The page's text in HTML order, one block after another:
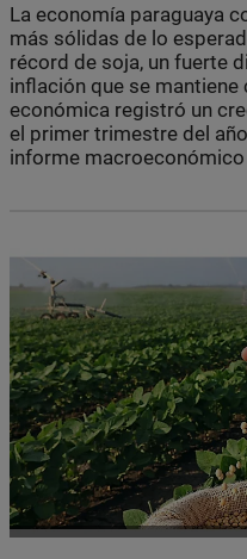
La economía paraguaya
más sólidas de lo
récord de soja, un fuerte
inflación que se
económica registró un
el primer trimestre del
informe